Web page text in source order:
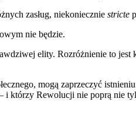
zasług, niekoniecznie stricte
nie będzie.
elity. Rozróżnienie to jest
mogą zaprzeczyć
i którzy Rewolucji nie poprą nie